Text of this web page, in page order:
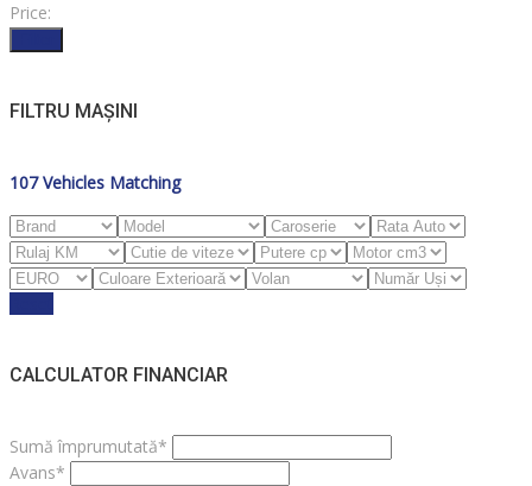
Price:
FILTRU MAȘINI
107 Vehicles Matching
CALCULATOR FINANCIAR
Sumă împrumutată*
Avans*